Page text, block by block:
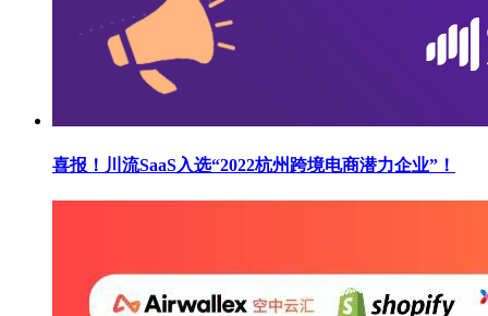
喜报！川流SaaS入选“2022杭州跨境电商潜力企业”！